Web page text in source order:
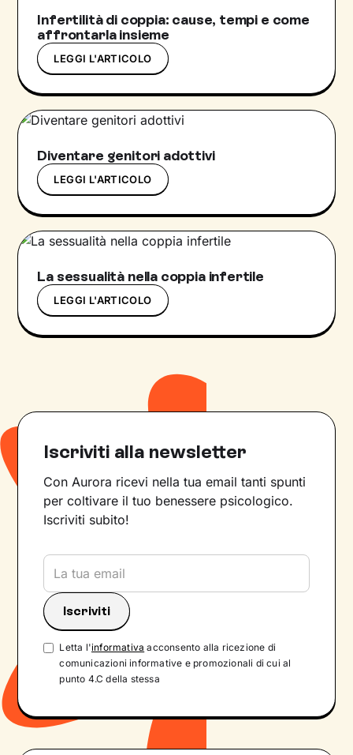
Infertilità di coppia: cause, tempi e come
affrontarla insieme
LEGGI L'ARTICOLO
Diventare genitori adottivi
LEGGI L'ARTICOLO
La sessualità nella coppia infertile
LEGGI L'ARTICOLO
Iscriviti alla newsletter
Con Aurora ricevi nella tua email tanti spunti
per coltivare il tuo benessere psicologico.
Iscriviti subito!
Letta l'informativa acconsento alla ricezione di
comunicazioni informative e promozionali di cui al
punto 4.C della stessa